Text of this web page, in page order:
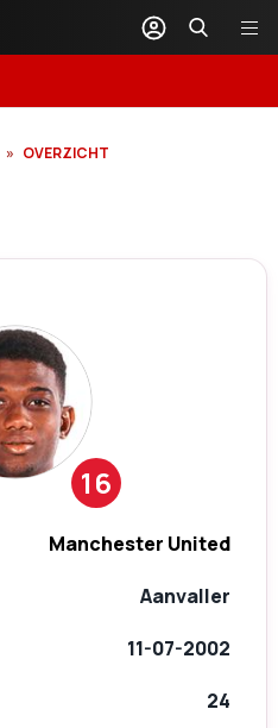
OVERZICHT
16
Manchester United
Aanvaller
11-07-2002
24